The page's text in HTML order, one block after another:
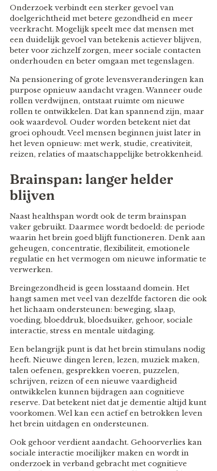
Onderzoek verbindt een sterker gevoel van
doelgerichtheid met betere gezondheid en meer
veerkracht. Mogelijk speelt mee dat mensen met
een duidelijk gevoel van betekenis actiever blijven,
beter voor zichzelf zorgen, meer sociale contacten
onderhouden en beter omgaan met tegenslagen.
Na pensionering of grote levensveranderingen kan
purpose opnieuw aandacht vragen. Wanneer oude
rollen verdwijnen, ontstaat ruimte om nieuwe
rollen te ontwikkelen. Dat kan spannend zijn, maar
ook waardevol. Ouder worden betekent niet dat
groei ophoudt. Veel mensen beginnen juist later in
het leven opnieuw: met werk, studie, creativiteit,
reizen, relaties of maatschappelijke betrokkenheid.
Brainspan: langer helder
blijven
Naast healthspan wordt ook de term brainspan
vaker gebruikt. Daarmee wordt bedoeld: de periode
waarin het brein goed blijft functioneren. Denk aan
geheugen, concentratie, flexibiliteit, emotionele
regulatie en het vermogen om nieuwe informatie te
verwerken.
Breingezondheid is geen losstaand domein. Het
hangt samen met veel van dezelfde factoren die ook
het lichaam ondersteunen: beweging, slaap,
voeding, bloeddruk, bloedsuiker, gehoor, sociale
interactie, stress en mentale uitdaging.
Een belangrijk punt is dat het brein stimulans nodig
heeft. Nieuwe dingen leren, lezen, muziek maken,
talen oefenen, gesprekken voeren, puzzelen,
schrijven, reizen of een nieuwe vaardigheid
ontwikkelen kunnen bijdragen aan cognitieve
reserve. Dat betekent niet dat je dementie altijd kunt
voorkomen. Wel kan een actief en betrokken leven
het brein uitdagen en ondersteunen.
Ook gehoor verdient aandacht. Gehoorverlies kan
sociale interactie moeilijker maken en wordt in
onderzoek in verband gebracht met cognitieve